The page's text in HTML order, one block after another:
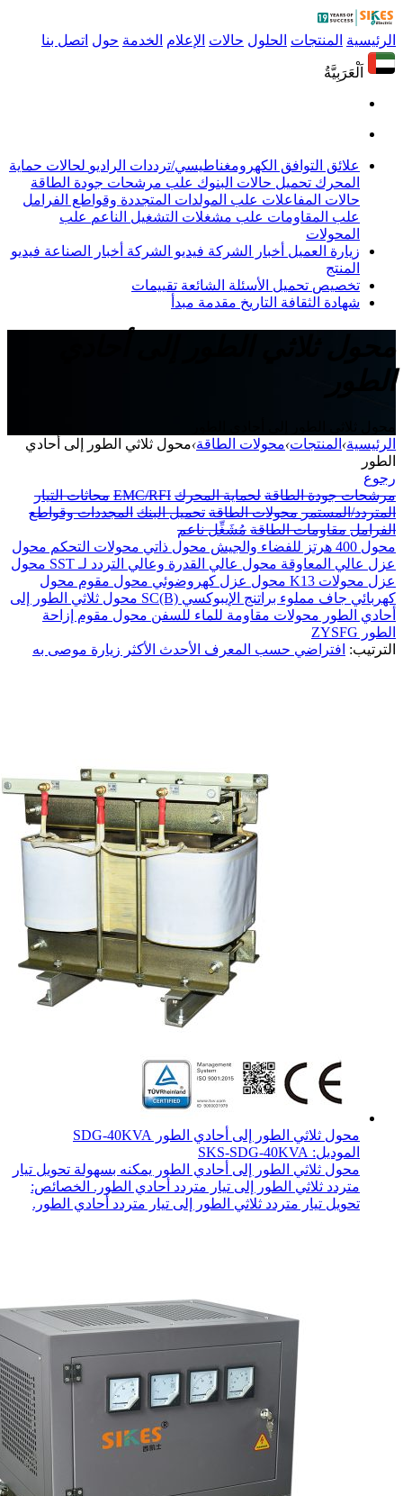
الرئيسية المنتجات الحلول حالات الإعلام الخدمة حول اتصل بنا
اَلْعَرَبِيَّةُ
علائق التوافق الكهرومغناطيسي/ترددات الراديو لحالات حماية
المحرك تحميل حالات البنوك علب مرشحات جودة الطاقة
حالات المفاعلات علب المولدات المتجددة وقواطع الفرامل
علب المقاومات علب مشغلات التشغيل الناعم علب
المحولات
زيارة العميل أخبار الشركة فيديو الشركة أخبار الصناعة فيديو
المنتج
تخصيص تحميل الأسئلة الشائعة تقييمات
شهادة الثقافة التاريخ مقدمة مبدأ
الرئيسية› المنتجات›محولات الطاقة›محول ثلاثي الطور إلى أحادي
الطور
رجوع
مرشحات جودة الطاقة لحماية المحرك EMC/RFI محاثات التيار
المتردد/المستمر محولات الطاقة تحميل البنك المجددات وقواطع
الفرامل مقاومات الطاقة مُشَغِّل ناعم
محول 400 هرتز للفضاء والجيش
محول ذاتي محولات التحكم محول
عزل عالي المعاوقة محول عالي القدرة وعالي التردد لـ SST
محول
عزل محولات K13 محول عزل كهروضوئي محول مقوم محول
كهربائي جاف مملوء براتنج الإيبوكسي SC(B)
محول ثلاثي الطور إلى
أحادي الطور محولات مقاومة للماء للسفن محول مقوم إزاحة
الطور ZYSFG
الترتيب: افتراضي حسب المعرف الأحدث الأكثر زيارة موصى به
محول ثلاثي الطور إلى أحادي الطور SDG-40KVA
الموديل: SKS-SDG-40KVA
محول ثلاثي الطور إلى أحادي الطور يمكنه بسهولة تحويل تيار
متردد ثلاثي الطور إلى تيار متردد أحادي الطور. الخصائص:
تحويل تيار متردد ثلاثي الطور إلى تيار متردد أحادي الطور.